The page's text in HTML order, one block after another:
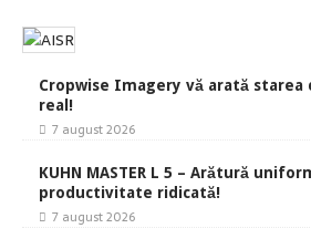
Cropwise Imagery vă arată
real!
7 august 2026
KUHN MASTER L 5 – Arătură
productivitate ridicată!
7 august 2026